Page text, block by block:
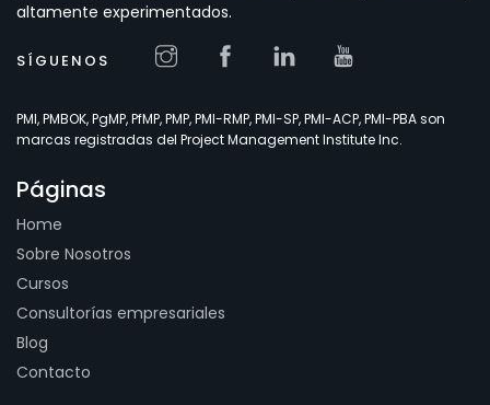
altamente experimentados.
SÍGUENOS
PMI, PMBOK, PgMP, PfMP, PMP, PMI-RMP, PMI-SP, PMI-ACP, PMI-PBA son
marcas registradas del Project Management Institute Inc.
Páginas
Home
Sobre Nosotros
Cursos
Consultorías empresariales
Blog
Contacto